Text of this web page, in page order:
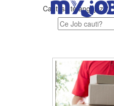
Cauti sa te angajezi?